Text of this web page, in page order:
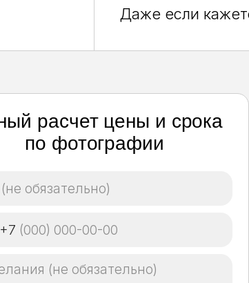
Даже если
+7
расчет цены и срока
по фотографии